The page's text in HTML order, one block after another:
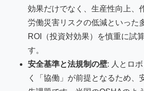
効果だけでなく、生産性向上、
労働災害リスクの低減といった
ROI（投資対効果）を慎重に試
す。
安全基準と法規制の壁: 人とロ
く「協働」が前提となるため、